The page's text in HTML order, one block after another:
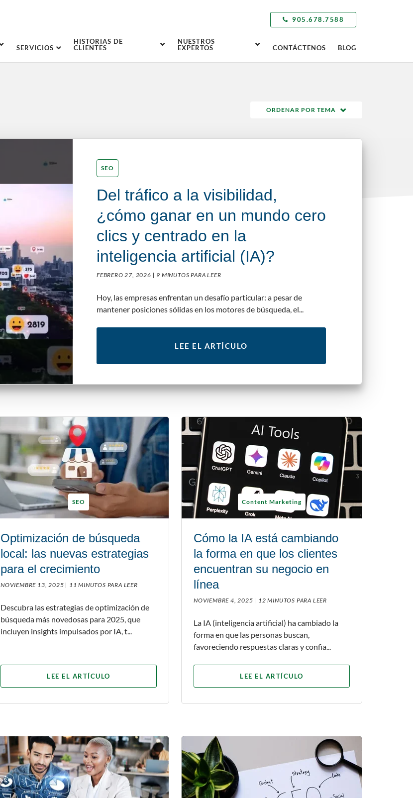
905.678.7588
SERVICIOS
HISTORIAS DE
CLIENTES
NUESTROS
EXPERTOS
CONTÁCTENOS BLOG
ORDENAR POR TEMA
SEO
Del tráfico a la visibilidad,
¿cómo ganar en un mundo cero
clics y centrado en la
inteligencia artificial (IA)?
FEBRERO 27, 2026 | 9 MINUTOS PARA LEER
Hoy, las empresas enfrentan un desafío particular: a pesar de
mantener posiciones sólidas en los motores de búsqueda, el...
LEE EL ARTÍCULO
SEO
Optimización de búsqueda
local: las nuevas estrategias
para el crecimiento
NOVIEMBRE 13, 2025 | 11 MINUTOS PARA LEER
Descubra las estrategias de optimización de
búsqueda más novedosas para 2025, que
incluyen insights impulsados por IA, t...
LEE EL ARTÍCULO
Content Marketing
Cómo la IA está cambiando
la forma en que los clientes
encuentran su negocio en
línea
NOVIEMBRE 4, 2025 | 12 MINUTOS PARA LEER
La IA (inteligencia artificial) ha cambiado la
forma en que las personas buscan,
favoreciendo respuestas claras y confia...
LEE EL ARTÍCULO